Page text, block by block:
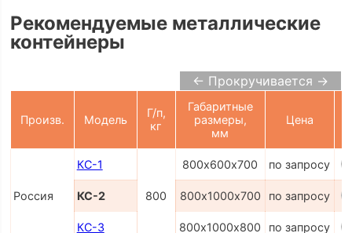
Рекомендуемые металлические
контейнеры
← Прокручивается →
Произв. Модель
Г/п,
кг
Габаритные
размеры,
мм
Цена
Россия
КС-1
800
800х600х700 по запросу
КС-2 800х1000х700 по запросу
КС-3 800х1000х800 по запросу